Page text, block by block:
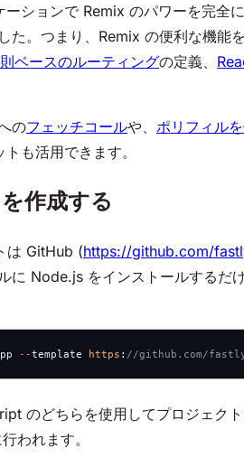
ションで Remix のパワーを完全
た。つまり、Remix の便利な機能
ベースのルーティングの定義、
のフェッチコールや、 ポリフィル
も活用できます。
作成する
は GitHub (https://github.com/
に Node.js をインストールするだけ
--template https : //github.com/
のどちらを使用してプロジェク
われます。